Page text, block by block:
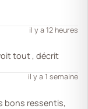
il y a 12 heures
tout , décrit
il y a 1 semaine
bons ressentis,